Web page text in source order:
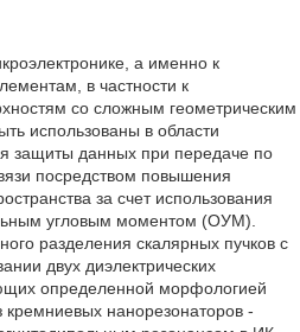
а именно к
в частности к
со сложным геометрическим
использованы в области
защиты данных при передаче по
посредством повышения
за счет использования
угловым моментом (ОУМ).
разделения скалярных пучков с
двух диэлектрических
определенной морфологией
кремниевых нанорезонаторов -